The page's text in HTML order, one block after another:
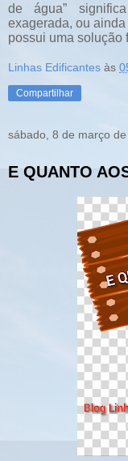
de água”
exagerada, ou
possui uma solução
Linhas Edificantes às
Compartilhar
sábado, 8 de março
E QUANTO